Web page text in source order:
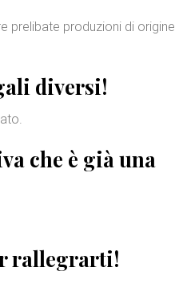
prelibate produzioni di origine
diversi!
che è già una
rallegrarti!